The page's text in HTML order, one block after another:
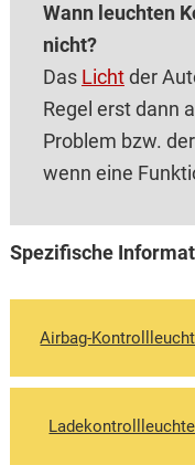
Wann leuchten
nicht?
Das Lichtder
Regel erst dann
Problem bzw.
wenn eine
Spezifische
Airbag-
Ladekontrollleuchte